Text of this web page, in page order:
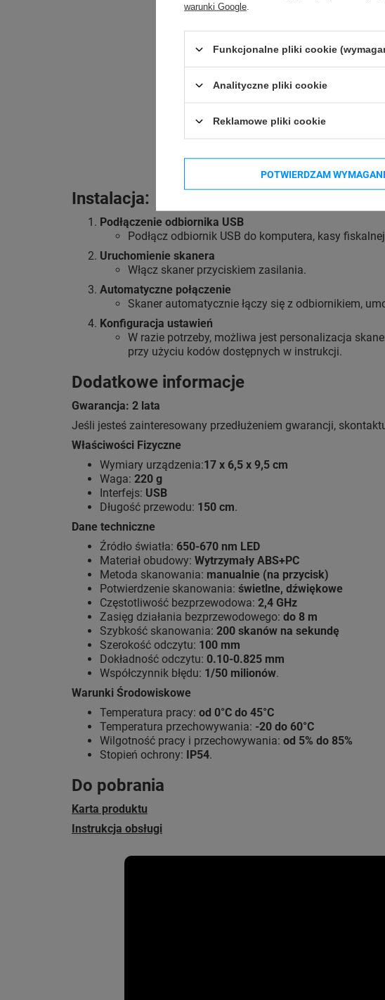
Instalacja:
Podłączenie odbiornika USB
Podłącz odbiornik USB do komputera, kasy
Uruchomienie skanera
Włącz skaner przyciskiem zasilania.
Automatyczne połączenie
Skaner automatycznie łączy się z odbiornikiem,
Konfiguracja ustawień
W razie potrzeby, możliwa jest personalizacja
przy użyciu kodów dostępnych w instrukcji.
Dodatkowe informacje
Gwarancja: 2 lata
Jeśli jesteś zainteresowany przedłużeniem gwarancji,
Właściwości Fizyczne
Wymiary urządzenia:17 x 6,5 x 9,5 cm
Waga: 220 g
Interfejs: USB
Długość przewodu: 150 cm.
Dane techniczne
Źródło światła: 650-670 nm LED
Materiał obudowy: Wytrzymały ABS+PC
Metoda skanowania: manualnie (na przycisk)
Potwierdzenie skanowania: świetlne, dźwiękowe
Częstotliwość bezprzewodowa: 2,4 GHz
Zasięg działania bezprzewodowego: do 8 m
Szybkość skanowania: 200 skanów na sekundę
Szerokość odczytu: 100 mm
Dokładność odczytu: 0.10-0.825 mm
Współczynnik błędu: 1/50 milionów.
Warunki Środowiskowe
Temperatura pracy: od 0°C do 45°C
Temperatura przechowywania: -20 do 60°C
Wilgotność pracy i przechowywania: od 5% do 85%
Stopień ochrony:
IP54.
Do pobrania
Karta produktu
Instrukcja obsługi
warunki Google
Funkcjonalne pliki cookie
Analityczne pliki cookie
Reklamowe pliki cookie
POTWIERDZAM